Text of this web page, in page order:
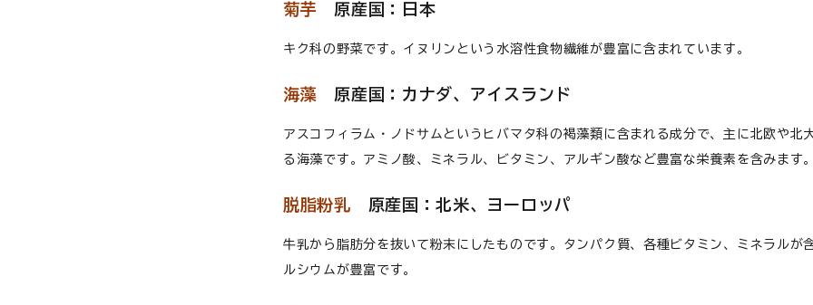
菊芋 原産国：日本
キク科の野菜です。イヌリンという水溶性食物繊維が豊富に含まれています。
海藻 原産国：カナダ、アイスランド
アスコフィラム・ノドサムというヒバマタ科の褐藻類に含まれる成分で、主に北欧や北
る海藻です。アミノ酸、ミネラル、ビタミン、アルギン酸など豊富な栄養素を含みます。
脱脂粉乳 原産国：北米、ヨーロッパ
牛乳から脂肪分を抜いて粉末にしたものです。タンパク質、各種ビタミン、ミネラルが
ルシウムが豊富です。